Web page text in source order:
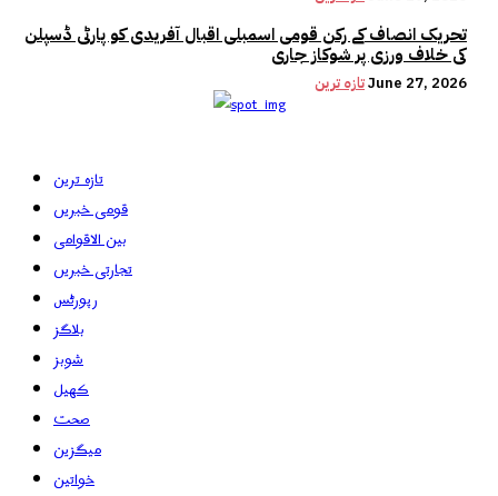
تحریک انصاف کے رکن قومی اسمبلی اقبال آفریدی کو پارٹی ڈسپلن
کی خلاف ورزی پر شوکاز جاری
تازہ ترینJune 27, 2026
تازہ ترین
قومی خبریں
بین الاقوامی
تجارتی خبریں
رپورٹس
بلاگز
شوبز
کھیل
صحت
میگزین
خواتین